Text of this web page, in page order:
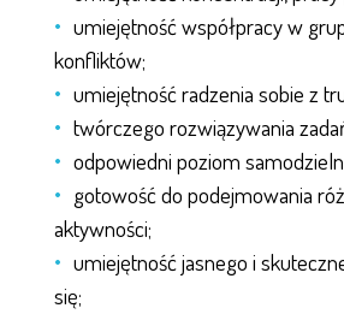
umiejętność współpracy w
konfliktów;
umiejętność radzenia sobie z
twórczego rozwiązywania
odpowiedni poziom
gotowość do podejmowania
aktywności;
umiejętność jasnego i
się;